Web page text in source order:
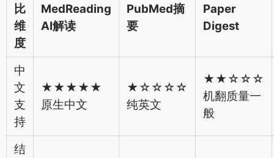
比
维
度
MedReading
AI解读
PubMed摘
要
Paper
Digest
中
文
支
持
★★★★★
原生中文
★☆☆☆☆
纯英文
★★☆☆☆
机翻质量一
般
结